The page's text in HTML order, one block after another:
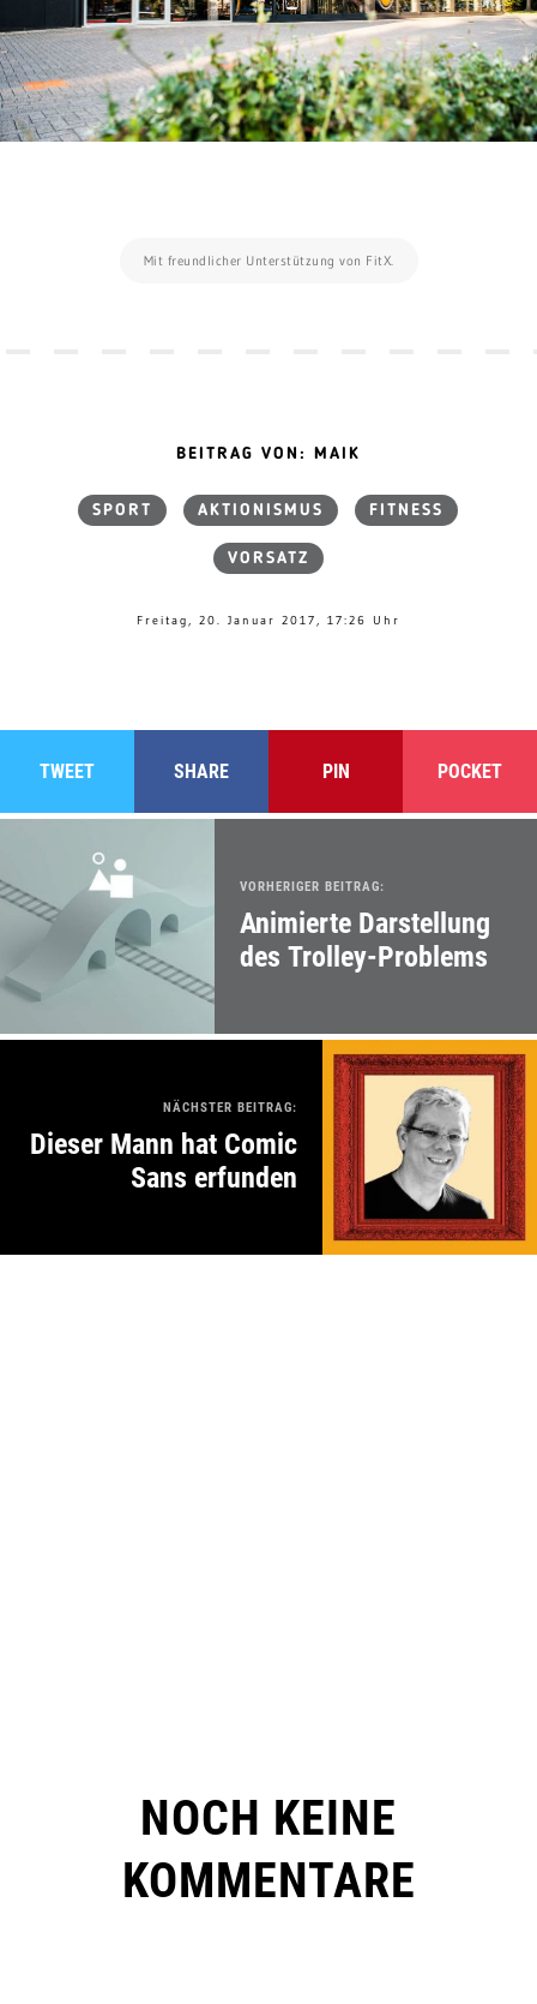
Mit freundlicher Unterstützung von FitX.
BEITRAG VON: MAIK
SPORT AKTIONISMUS FITNESS
VORSATZ
Freitag, 20. Januar 2017, 17:26 Uhr
TWEET SHARE PIN POCKET
VORHERIGER BEITRAG:
Animierte Darstellung
des Trolley-Problems
NÄCHSTER BEITRAG:
Dieser Mann hat Comic
Sans erfunden
NOCH KEINE
KOMMENTARE